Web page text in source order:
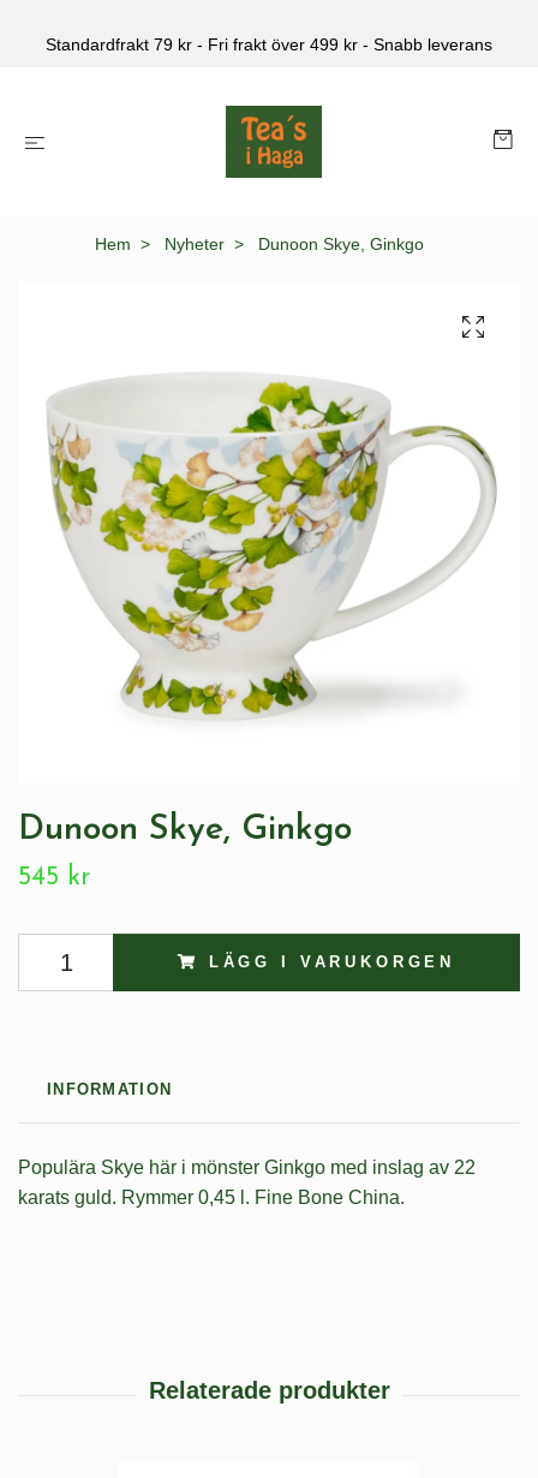
Standardfrakt 79 kr - Fri frakt över 499 kr - Snabb leverans
Hem Nyheter Dunoon Skye, Ginkgo
Dunoon Skye, Ginkgo
545 kr
LÄGG I VARUKORGEN
INFORMATION
Populära Skye här i mönster Ginkgo med inslag av 22
karats guld. Rymmer 0,45 l. Fine Bone China.